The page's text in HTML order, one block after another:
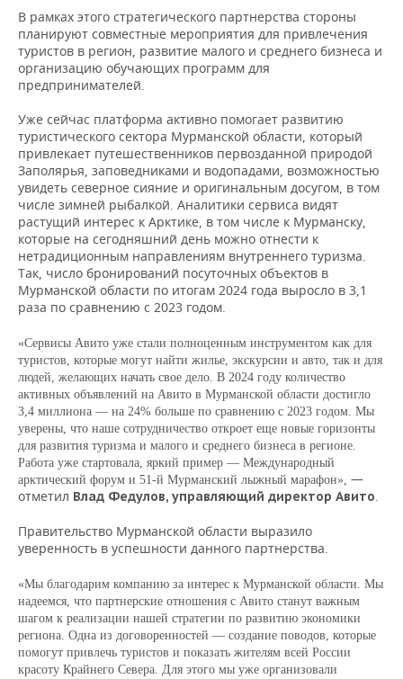
ЭНЕРГЕТИКА
УСЛУГИ
МЕДИА
ТЕЛЕКОММУНИКАЦИИ
ВЫЕЗДНАЯ РЕДАКЦИЯ
БИЗНЕС-БРАНЧИ
ОТКРЫТАЯ ЛЕКЦИЯ
НОВОСТИ СПОРТА
ФУТБОЛ
БАСКЕТБОЛ
ВОЛЕЙБОЛ
КИБЕРСПОРТ
ФИГУРНОЕ КАТАНИЕ
ВОДНЫЕ ВИДЫ СПОРТА
ХОККЕЙ С МЯЧОМ
ОБЩЕСТВО
НОВОСТИ ОБЩЕСТВА
ИНФРАСТРУКТУРА
ИСТОРИЯ
КУЛЬТУРА
МЕДИЦИНА
ОБРАЗОВАНИЕ
ПРОИСШЕСТВИЯ
ФОТОГАЛЕРЕЯ
СПРАВОЧНИК
СПИСОК ПЕРСОН
СПИСОК КОМПАНИЙ
ПОЛНАЯ ВЕРСИЯ
В рамках этого стратегического партнерства стороны
планируют совместные мероприятия для привлечения
туристов в регион, развитие малого и среднего бизнеса и
организацию обучающих программ для
предпринимателей.
Уже сейчас платформа активно помогает развитию
туристического сектора Мурманской области, который
привлекает путешественников первозданной природой
Заполярья, заповедниками и водопадами, возможностью
увидеть северное сияние и оригинальным досугом, в том
числе зимней рыбалкой. Аналитики сервиса видят
растущий интерес к Арктике, в том числе к Мурманску,
которые на сегодняшний день можно отнести к
нетрадиционным направлениям внутреннего туризма.
Так, число бронирований посуточных объектов в
Мурманской области по итогам 2024 года выросло в 3,1
раза по сравнению с 2023 годом.
«Сервисы Авито уже стали полноценным инструментом как для
туристов, которые могут найти жилье, экскурсии и авто, так и для
людей, желающих начать свое дело. В 2024 году количество
активных объявлений на Авито в Мурманской области достигло
3,4 миллиона — на 24% больше по сравнению с 2023 годом. Мы
уверены, что наше сотрудничество откроет еще новые горизонты
для развития туризма и малого и среднего бизнеса в регионе.
Работа уже стартовала, яркий пример — Международный
арктический форум и 51-й Мурманский лыжный марафон», —
отметил Влад Федулов, управляющий директор Авито.
Правительство Мурманской области выразило
уверенность в успешности данного партнерства.
«Мы благодарим компанию за интерес к Мурманской области. Мы
надеемся, что партнерские отношения с Авито станут важным
шагом к реализации нашей стратегии по развитию экономики
региона. Одна из договоренностей — создание поводов, которые
помогут привлечь туристов и показать жителям всей России
красоту Крайнего Севера. Для этого мы уже организовали